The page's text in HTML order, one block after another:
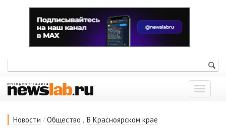
Показать
меню
Новости / Общество , В Красноярском крае